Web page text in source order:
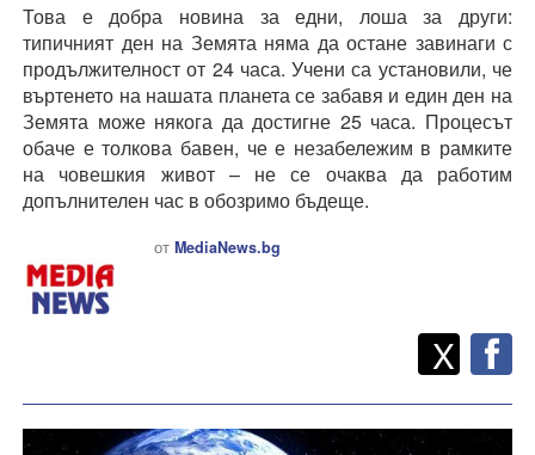
Това е добра новина за едни, лоша за други:
типичният ден на Земята няма да остане завинаги с
продължителност от 24 часа. Учени са установили, че
въртенето на нашата планета се забавя и един ден на
Земята може някога да достигне 25 часа. Процесът
обаче е толкова бавен, че е незабележим в рамките
на човешкия живот – не се очаква да работим
допълнителен час в обозримо бъдеще.
от MediaNews.bg
Споделете
X